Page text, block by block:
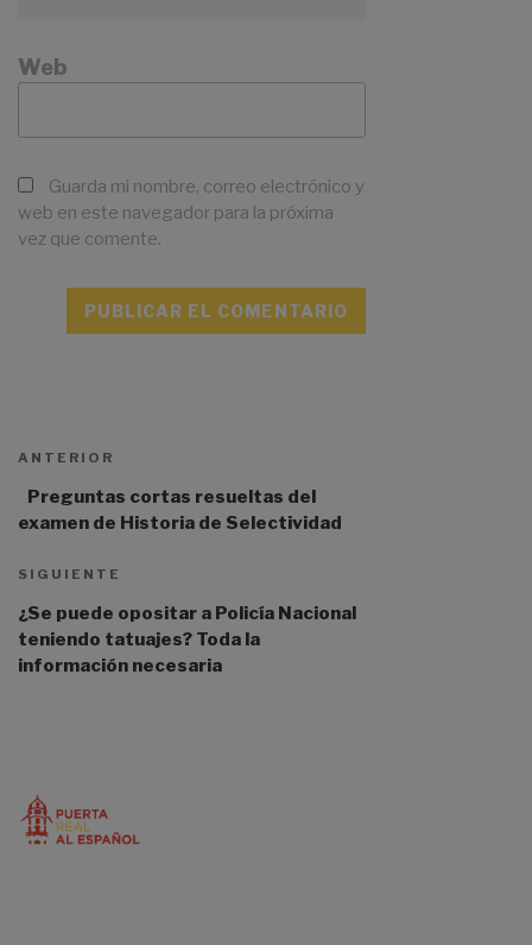
Web
Guarda mi nombre, correo electrónico y
web en este navegador para la próxima
vez que comente.
ANTERIOR
Preguntas cortas resueltas del
examen de Historia de Selectividad
SIGUIENTE
¿Se puede opositar a Policía Nacional
teniendo tatuajes? Toda la
información necesaria